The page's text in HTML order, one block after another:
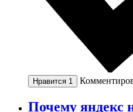
Нравится 1
Почему яндекс